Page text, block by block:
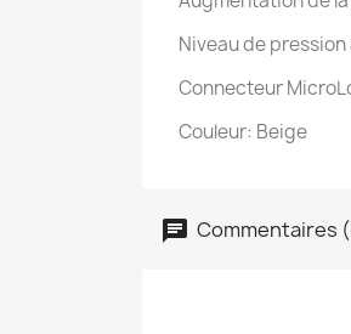
Niveau de
Connecteur
Couleur: Beige
Commentaires